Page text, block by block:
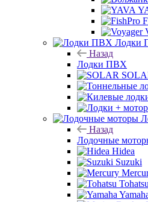
Лодки
Назад
Лодки ПВХ
Назад
Лодочные
Hidea
Suzuki
Tohatsu